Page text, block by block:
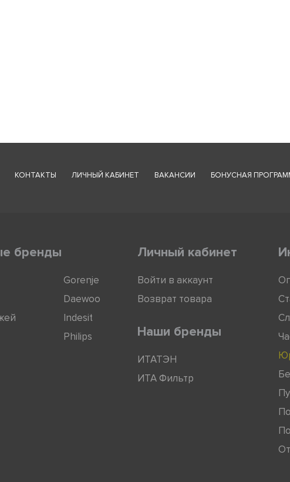
КОНТАКТЫ ЛИЧНЫЙ КАБИНЕТ ВАКАНСИИ БОНУСНАЯ
бренды
Gorenje
Daewoo
Indesit
Philips
Личный кабинет
Войти в аккаунт
Возврат товара
Наши бренды
ИТАТЭН
ИТА Фильтр